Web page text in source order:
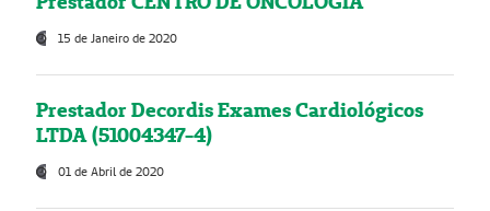
15 de Janeiro de 2020
Prestador Decordis Exames Cardiológicos
LTDA (51004347-4)
01 de Abril de 2020